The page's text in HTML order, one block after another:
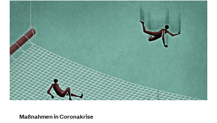
Maßnahmen in Coronakrise